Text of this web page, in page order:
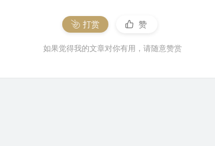
打赏 赞
如果觉得我的文章对你有用，请随意赞赏